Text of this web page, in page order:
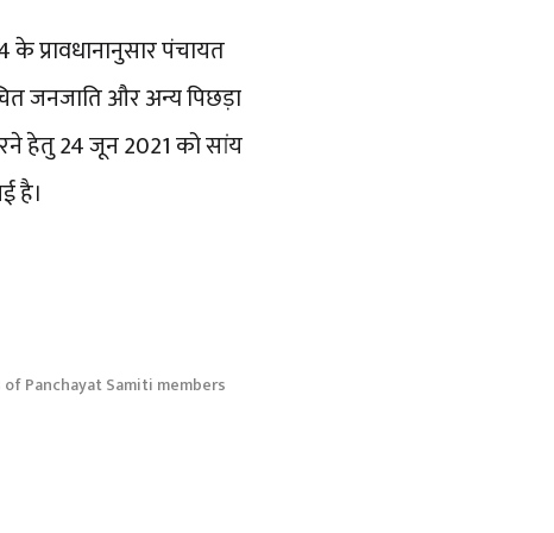
प्रावधानानुसार पंचायत
जनजाति और अन्य पिछड़ा
हेतु 24 जून 2021 को सांय
है।
Panchayat Samiti members